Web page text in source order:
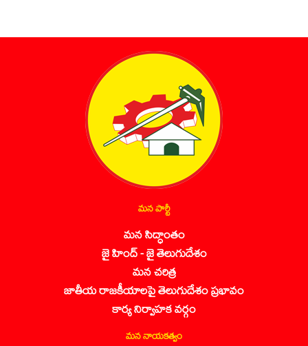
మన పార్టీ
మన సిద్ధాంతం
జై హింద్ - జై తెలుగుదేశం
మన చరిత్ర
జాతీయ రాజకీయాలపై తెలుగుదేశం ప్రభావం
కార్య నిర్వాహక వర్గం
మన నాయకత్వం